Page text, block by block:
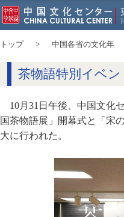
トップ 中国各省の文化年
茶物語特別イベ
10月31日午後、中国文化
国茶物語展」開幕式と「宋
大に行われた。